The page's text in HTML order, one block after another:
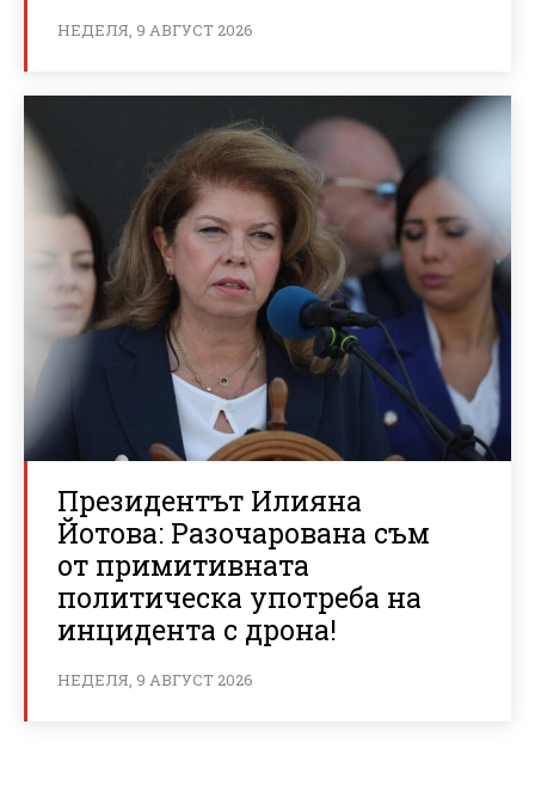
НЕДЕЛЯ, 9 АВГУСТ 2026
Президентът Илияна
Йотова: Разочарована съм
от примитивната
политическа употреба на
инцидента с дрона!
НЕДЕЛЯ, 9 АВГУСТ 2026